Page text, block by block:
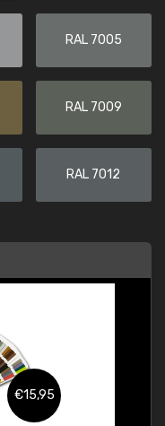
RAL 7005
RAL 7009
RAL 7012
€15,95